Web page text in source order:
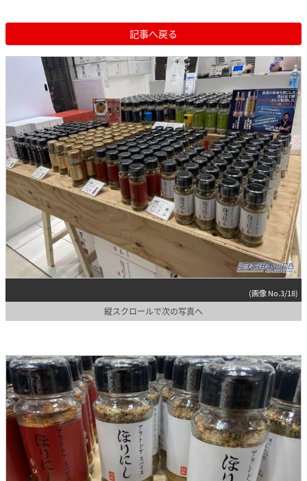
記事へ戻る
(画像 No.3/18)
縦スクロールで次の写真へ